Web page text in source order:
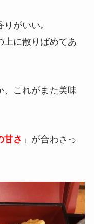
がいい。
上に散りばめてあ
、これがまた美味
甘さ 」が合わさっ